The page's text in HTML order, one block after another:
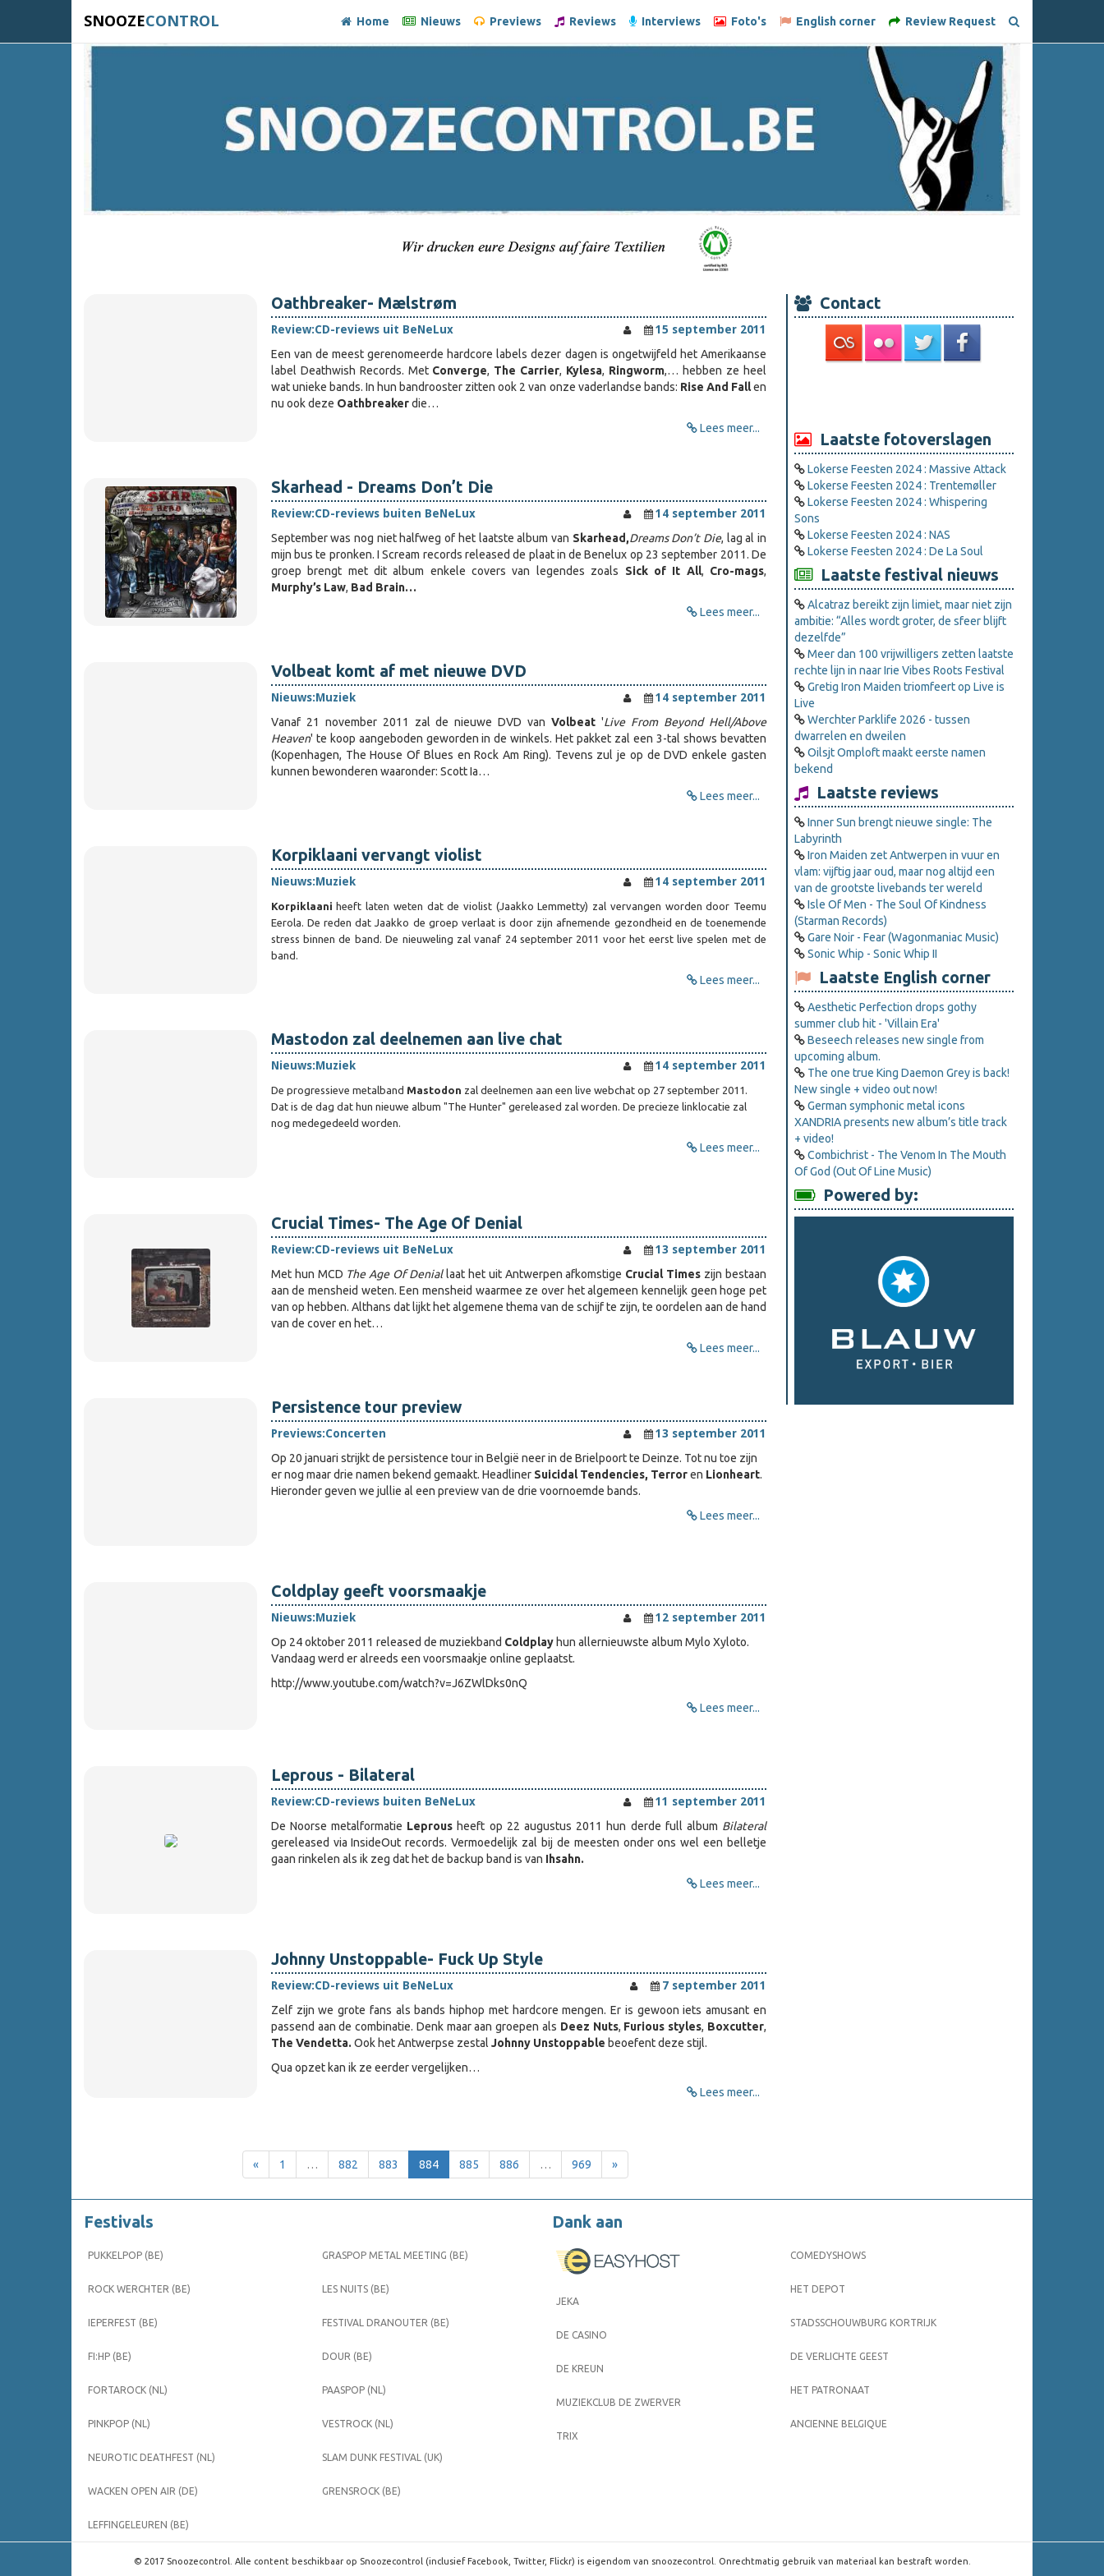
SNOOZECONTROL Home Nieuws Previews Reviews Interviews Foto's English corner Review Request
Oathbreaker- Mælstrøm
Review:CD-reviews uit BeNeLux
15 september 2011
Een van de meest gerenomeerde hardcore labels dezer dagen is ongetwijfeld het Amerikaanse
label Deathwish Records. Met Converge, The Carrier, Kylesa, Ringworm,… hebben ze heel
wat unieke bands. In hun bandrooster zitten ook 2 van onze vaderlandse bands: Rise And Fallen
nu ook deze Oathbreakerdie…
Lees meer...
Skarhead - Dreams Don’t Die
Review:CD-reviews buiten BeNeLux
14 september 2011
September was nog niet halfweg of het laatste album van Skarhead,Dreams Don’t Die, lag al in
mijn bus te pronken. I Scream records released de plaat in de Benelux op 23 september 2011. De
groep brengt met dit album enkele covers van legendes zoals Sick of It All, Cro-mags,
Murphy’s Law, Bad Brain…
Lees meer...
Volbeat komt af met nieuwe DVD
Nieuws:Muziek
14 september 2011
Vanaf 21 november 2011 zal de nieuwe DVD vanVolbeat 'Live From Beyond Hell/Above
Heaven' te koop aangeboden geworden in de winkels. Het pakket zal een 3-tal shows bevatten
(Kopenhagen, The House Of Blues en Rock Am Ring). Tevens zul je op de DVD enkele gasten
kunnen bewonderen waaronder: Scott Ia…
Lees meer...
Korpiklaani vervangt violist
Nieuws:Muziek 14 september 2011
Korpiklaani heeft laten weten dat de violist (Jaakko Lemmetty) zal vervangen worden door Teemu
Eerola. De reden dat Jaakko de groep verlaat is door zijn afnemende gezondheid en de toenemende
stress binnen de band. De nieuweling zal vanaf 24 september 2011 voor het eerst live spelen met de
band.
Lees meer...
Mastodon zal deelnemen aan live chat
Nieuws:Muziek 14 september 2011
De progressieve metalband Mastodon zal deelnemen aan een live webchat op 27 september 2011.
Dat is de dag dat hun nieuwe album "The Hunter" gereleased zal worden. De precieze linklocatie zal
nog medegedeeld worden.
Lees meer...
Crucial Times- The Age Of Denial
Review:CD-reviews uit BeNeLux
13 september 2011
Met hun MCD The Age Of Deniallaat het uit Antwerpen afkomstige Crucial Times zijn bestaan
aan de mensheid weten. Een mensheid waarmee ze over het algemeen kennelijk geen hoge pet
van op hebben. Althans dat lijkt het algemene thema van de schijf te zijn, te oordelen aan de hand
van de cover en het…
Lees meer...
Persistence tour preview
Previews:Concerten
13 september 2011
Op 20 januari strijkt de persistence tour in België neer in de Brielpoort te Deinze. Tot nu toe zijn
er nog maar drie namen bekend gemaakt. Headliner Suicidal Tendencies, Terroren Lionheart.
Hieronder geven we jullie al een preview van de drie voornoemde bands.
Lees meer...
Coldplay geeft voorsmaakje
Nieuws:Muziek
12 september 2011
Op 24 oktober 2011 released de muziekband Coldplayhun allernieuwste album Mylo Xyloto.
Vandaag werd er alreeds een voorsmaakje online geplaatst.
http://www.youtube.com/watch?v=J6ZWlDks0nQ
Lees meer...
Leprous - Bilateral
Review:CD-reviews buiten BeNeLux
11 september 2011
De Noorse metalformatie Leprous heeft op 22 augustus 2011 hun derde full album Bilateral
gereleased via InsideOut records. Vermoedelijk zal bij de meesten onder ons wel een belletje
gaan rinkelen als ik zeg dat het de backup band is van Ihsahn.
Lees meer...
Johnny Unstoppable- Fuck Up Style
Review:CD-reviews uit BeNeLux
7 september 2011
Zelf zijn we grote fans als bands hiphop met hardcore mengen. Er is gewoon iets amusant en
passend aan de combinatie. Denk maar aan groepen als Deez Nuts, Furious styles, Boxcutter,
The Vendetta. Ook het Antwerpse zestal Johnny Unstoppable beoefent deze stijl.
Qua opzet kan ik ze eerder vergelijken…
Lees meer...
« 1 … 882 883 884 885 886 … 969 »
Contact
Laatste fotoverslagen
Lokerse Feesten 2024 : Massive Attack
Lokerse Feesten 2024 : Trentemøller
Lokerse Feesten 2024 : Whispering
Sons
Lokerse Feesten 2024 : NAS
Lokerse Feesten 2024 : De La Soul
Laatste festival nieuws
Alcatraz bereikt zijn limiet, maar niet zijn
ambitie: “Alles wordt groter, de sfeer blijft
dezelfde”
Meer dan 100 vrijwilligers zetten laatste
rechte lijn in naar Irie Vibes Roots Festival
Gretig Iron Maiden triomfeert op Live is
Live
Werchter Parklife 2026 - tussen
dwarrelen en dweilen
Oilsjt Omploft maakt eerste namen
bekend
Laatste reviews
Inner Sun brengt nieuwe single: The
Labyrinth
Iron Maiden zet Antwerpen in vuur en
vlam: vijftig jaar oud, maar nog altijd een
van de grootste livebands ter wereld
Isle Of Men - The Soul Of Kindness
(Starman Records)
Gare Noir - Fear (Wagonmaniac Music)
Sonic Whip - Sonic Whip II
Laatste English corner
Aesthetic Perfection drops gothy
summer club hit - 'Villain Era'
Beseech releases new single from
upcoming album.
The one true King Daemon Grey is back!
New single + video out now!
German symphonic metal icons
XANDRIA presents new album’s title track
+ video!
Combichrist - The Venom In The Mouth
Of God (Out Of Line Music)
Powered by:
Festivals
PUKKELPOP (BE)
ROCK WERCHTER (BE)
IEPERFEST (BE)
FI:HP (BE)
FORTAROCK (NL)
PINKPOP (NL)
NEUROTIC DEATHFEST (NL)
WACKEN OPEN AIR (DE)
LEFFINGELEUREN (BE)
GRASPOP METAL MEETING (BE)
LES NUITS (BE)
FESTIVAL DRANOUTER (BE)
DOUR (BE)
PAASPOP (NL)
VESTROCK (NL)
SLAM DUNK FESTIVAL (UK)
GRENSROCK (BE)
Dank aan
JEKA
DE CASINO
DE KREUN
MUZIEKCLUB DE ZWERVER
TRIX
COMEDYSHOWS
HET DEPOT
STADSSCHOUWBURG KORTRIJK
DE VERLICHTE GEEST
HET PATRONAAT
ANCIENNE BELGIQUE
© 2017 Snoozecontrol. Alle content beschikbaar op Snoozecontrol (inclusief Facebook, Twitter, Flickr) is eigendom van snoozecontrol. Onrechtmatig gebruik van materiaal kan bestraft worden.